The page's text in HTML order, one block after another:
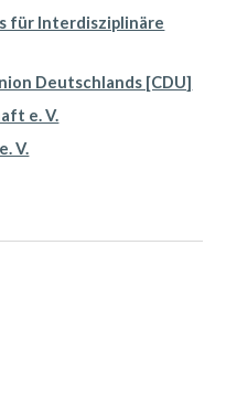
für Interdisziplinäre
Deutschlands [CDU]
e. V.
V.